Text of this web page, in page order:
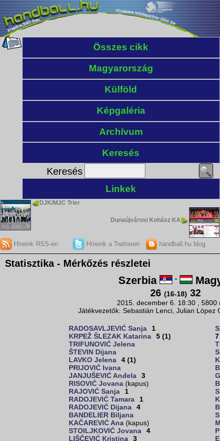
Összes cikk
Magyarország
Külföld
Képgaléria
Archívum
Keresés
Keresés
Linkek
DJK/MJC Trier
Dunaújvárosi Kohász KA
Híreink RSS-en Híreink a Twitteren handball.hu blog
Statisztika - Mérkőzés részletei
Szerbia -
26 (16-18) 32
2015. december 6. 18:30 , 5800
Játékvezetők: Sebastián Lenci, Julian López
RADOSAVLJEVIĆ Sanja
1
KRPEŽ ŠLEZAK Katarina
5 (1)
TRIFUNOVIĆ Jelena
ŠTEVIN Dijana
LAVKO Jelena
4 (1)
PRIJOVIĆ Ivana
JANJUŠEVIĆ Anđela
3
RISOVIĆ Jovana (kapus)
RAJOVIĆ Sanja
1
RADOJEVIĆ Tamara
1
RADOJEVIĆ Dijana
4
BANDELIER Biljana
KAČAREVIĆ Ana (kapus)
STOILJKOVIĆ Jovana
4
LIŠČEVIĆ Kristina
3
7